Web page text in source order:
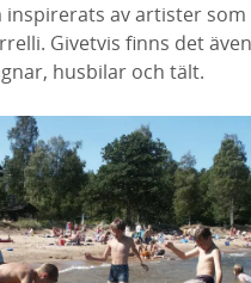
inspirerats av artister som
Givetvis finns det
husbilar och tält.